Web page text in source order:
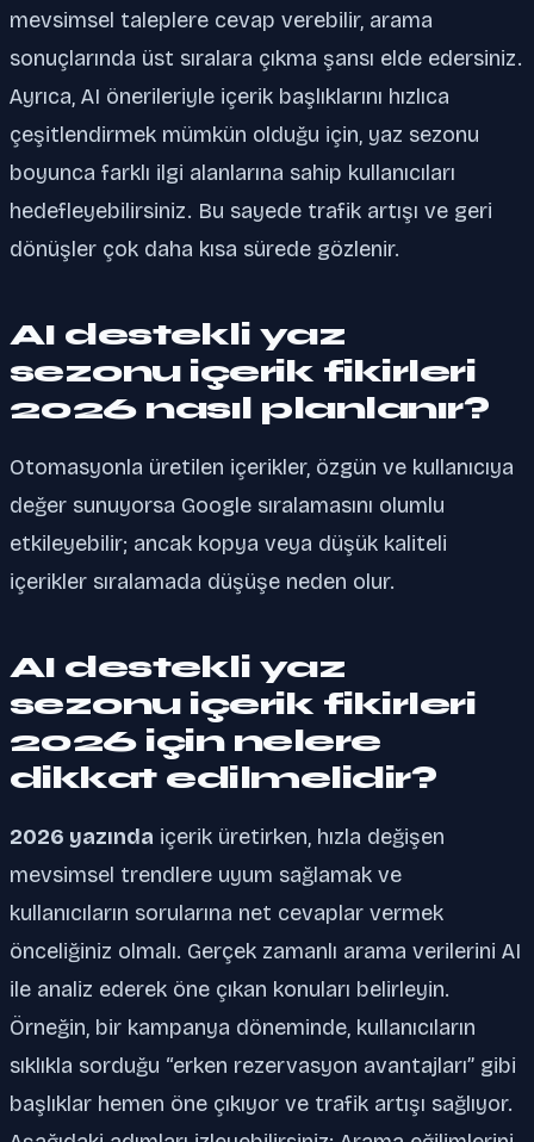
mevsimsel taleplere cevap verebilir, arama
sonuçlarında üst sıralara çıkma şansı elde edersiniz.
Ayrıca, AI önerileriyle içerik başlıklarını hızlıca
çeşitlendirmek mümkün olduğu için, yaz sezonu
boyunca farklı ilgi alanlarına sahip kullanıcıları
hedefleyebilirsiniz. Bu sayede trafik artışı ve geri
dönüşler çok daha kısa sürede gözlenir.
AI destekli yaz
sezonu içerik fikirleri
2026 nasıl planlanır?
Otomasyonla üretilen içerikler, özgün ve kullanıcıya
değer sunuyorsa Google sıralamasını olumlu
etkileyebilir; ancak kopya veya düşük kaliteli
içerikler sıralamada düşüşe neden olur.
AI destekli yaz
sezonu içerik fikirleri
2026 için nelere
dikkat edilmelidir?
2026 yazında içerik üretirken, hızla değişen
mevsimsel trendlere uyum sağlamak ve
kullanıcıların sorularına net cevaplar vermek
önceliğiniz olmalı. Gerçek zamanlı arama verilerini AI
ile analiz ederek öne çıkan konuları belirleyin.
Örneğin, bir kampanya döneminde, kullanıcıların
sıklıkla sorduğu “erken rezervasyon avantajları” gibi
başlıklar hemen öne çıkıyor ve trafik artışı sağlıyor.